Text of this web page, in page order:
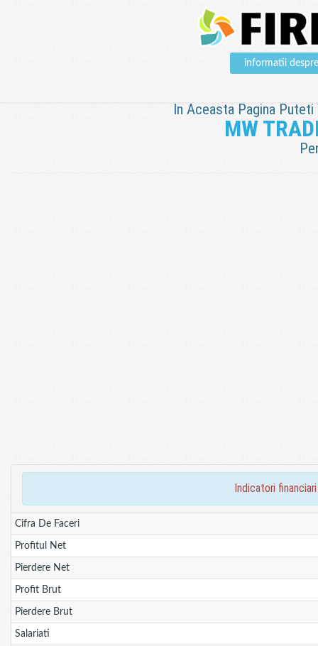
informatii
In Aceasta Pagina
MW
indicatori financiari
Cifra De Faceri
Profitul Net
Pierdere Net
Profit Brut
Pierdere Brut
Salariati